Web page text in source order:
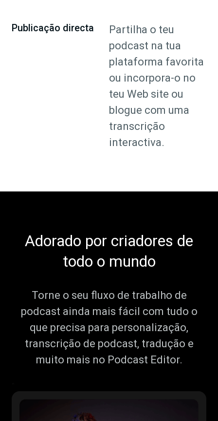
Publicação directa
Partilha o teu
podcast na tua
plataforma favorita
ou incorpora-o no
teu Web site ou
blogue com uma
transcrição
interactiva.
Adorado por criadores de
todo o mundo
Torne o seu fluxo de trabalho de
podcast ainda mais fácil com tudo o
que precisa para personalização,
transcrição de podcast, tradução e
muito mais no Podcast Editor.